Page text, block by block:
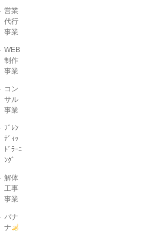
営業
代行
事業
WEB
制作
事業
コン
サル
事業
ﾌﾞﾚﾝ
ﾃﾞｨｯ
ﾄﾞﾗｰﾆ
ﾝｸﾞ
解体
工事
事業
バナ
ナ